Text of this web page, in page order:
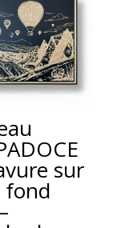
sur
fond